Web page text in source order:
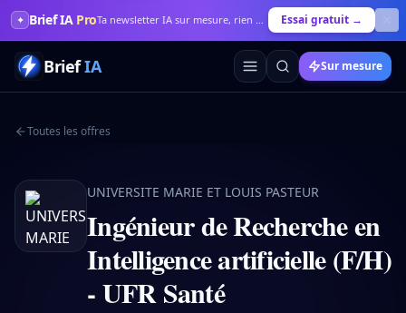
✦ Brief IA Pro Ta newsletter IA sur mesure, rien que pour toi Essai gratuit →
BriefIA Sur mesure
Toutes les offres
UNIVERSITE MARIE ET LOUIS PASTEUR
Ingénieur de Recherche en
Intelligence artificielle (F/H)
- UFR Santé